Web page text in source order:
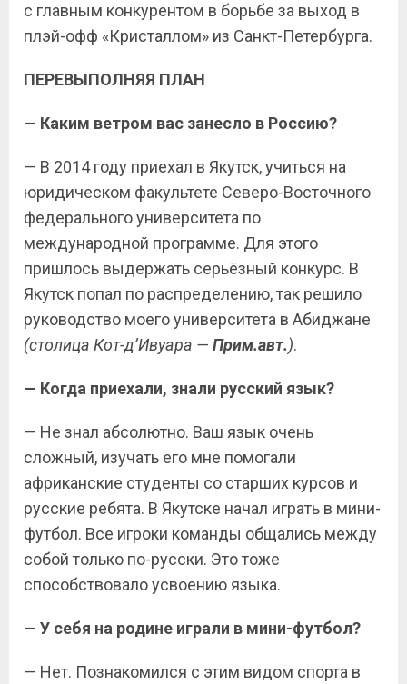
с главным конкурентом в борьбе за выход в
плэй-офф «Кристаллом» из Санкт-Петербурга.
ПЕРЕВЫПОЛНЯЯ ПЛАН
— Каким ветром вас занесло в Россию?
— В 2014 году приехал в Якутск, учиться на
юридическом факультете Северо-Восточного
федерального университета по
международной программе. Для этого
пришлось выдержать серьёзный конкурс. В
Якутск попал по распределению, так решило
руководство моего университета в Абиджане
(столица Кот-д’Ивуара — Прим.авт.).
— Когда приехали, знали русский язык?
— Не знал абсолютно. Ваш язык очень
сложный, изучать его мне помогали
африканские студенты со старших курсов и
русские ребята. В Якутске начал играть в мини-
футбол. Все игроки команды общались между
собой только по-русски. Это тоже
способствовало усвоению языка.
— У себя на родине играли в мини-футбол?
— Нет. Познакомился с этим видом спорта в